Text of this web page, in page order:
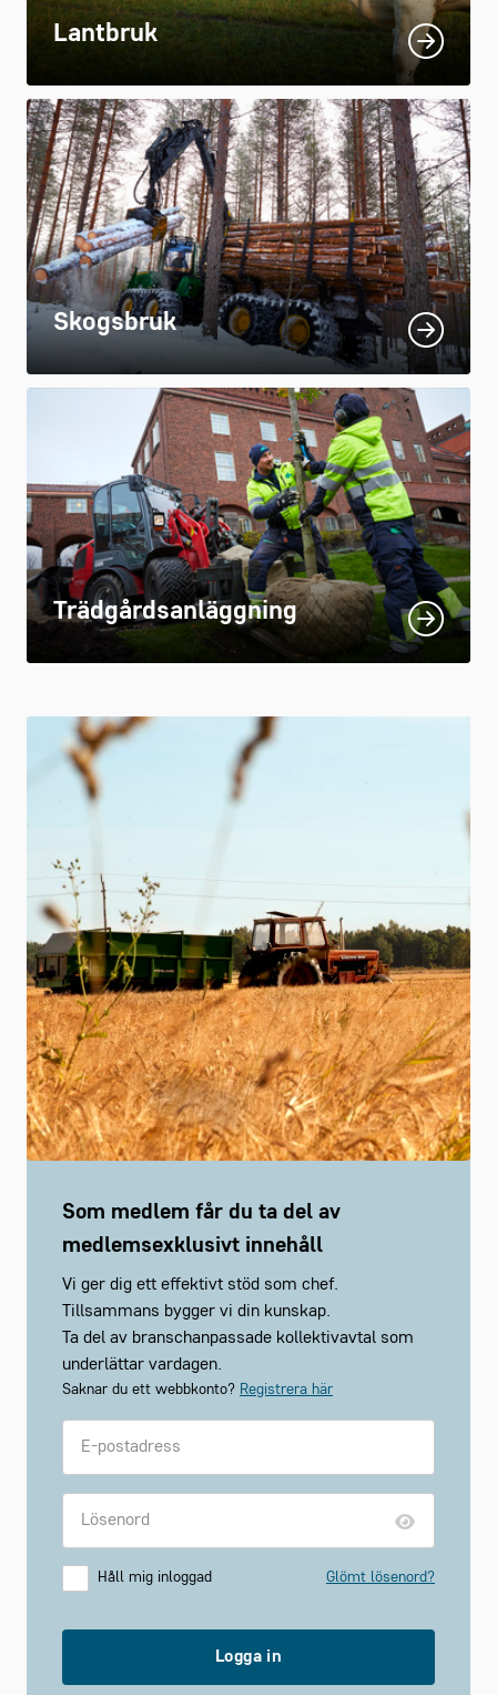
Lantbruk
Skogsbruk
Trädgårds­anläggning
Som medlem får du ta del av
medlemsexklusivt innehåll
Vi ger dig ett effektivt stöd som chef.
Tillsammans bygger vi din kunskap.
Ta del av branschanpassade kollektivavtal som
underlättar vardagen.
Saknar du ett webbkonto? Registrera här
Håll mig inloggad Glömt lösenord?
Logga in